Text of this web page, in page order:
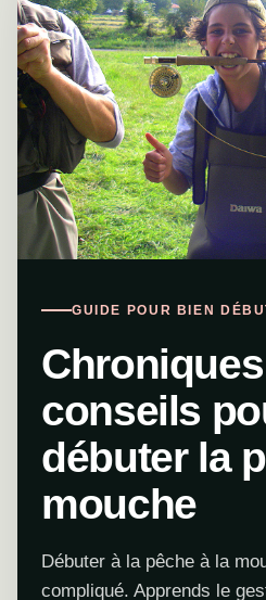
GUIDE POUR BIEN
conseils
débuter la
mouche
Débuter à la pêche à la
compliqué. Apprends le